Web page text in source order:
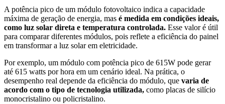
A potência pico de um módulo fotovoltaico indica a capacidade
máxima de geração de energia, mas é medida em condições ideais,
como luz solar direta e temperatura controlada. Esse valor é útil
para comparar diferentes módulos, pois reflete a eficiência do painel
em transformar a luz solar em eletricidade.
Por exemplo, um módulo com potência pico de 615W pode gerar
até 615 watts por hora em um cenário ideal. Na prática, o
desempenho real depende da eficiência do módulo, que varia de
acordo com o tipo de tecnologia utilizada, como placas de silício
monocristalino ou policristalino.